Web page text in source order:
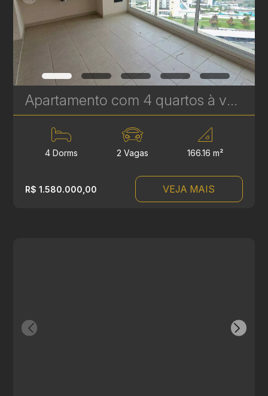
Apartamento com 4 quartos à venda no Reserva Ecoville, em Curitiba - 166 m² | Ref 463
4 Dorms 2 Vagas 166.16 m²
R$ 1.580.000,00 VEJA MAIS